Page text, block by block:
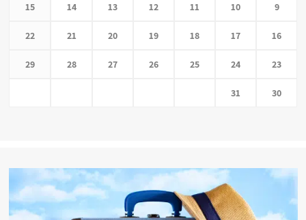
9
10
11
12
13
14
15
16
17
18
19
20
21
22
23
24
25
26
27
28
29
30
31